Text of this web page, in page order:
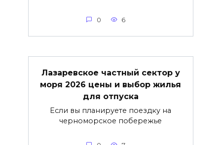
0 6
Лазаревское частный сектор у
моря 2026 цены и выбор жилья
для отпуска
Если вы планируете поездку на
черноморское побережье